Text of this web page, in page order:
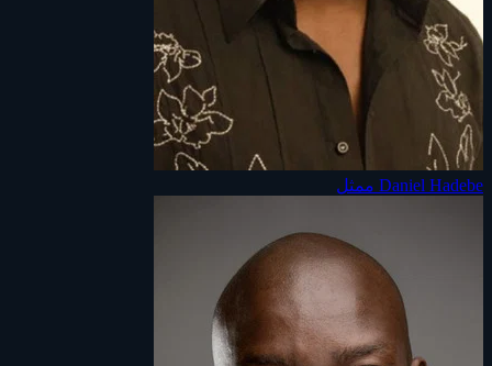
Daniel Hadebe ممثل